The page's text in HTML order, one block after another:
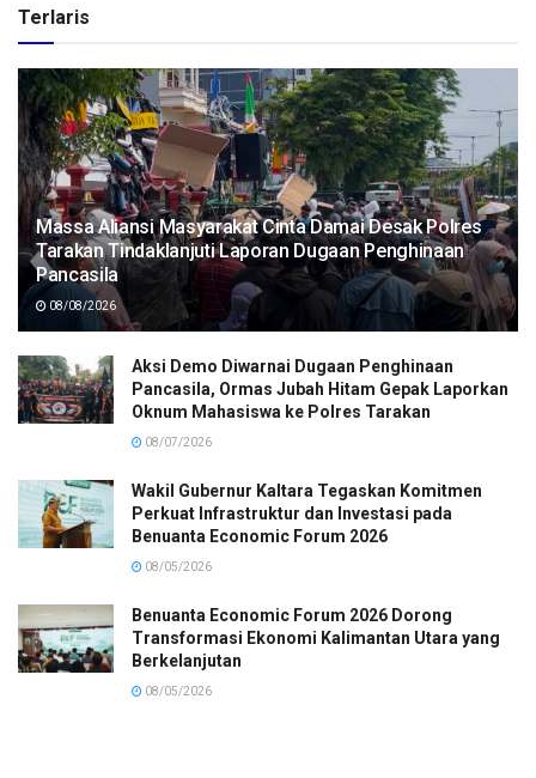
Terlaris
Massa Aliansi Masyarakat Cinta Damai Desak Polres
Tarakan Tindaklanjuti Laporan Dugaan Penghinaan
Pancasila
08/08/2026
Aksi Demo Diwarnai Dugaan Penghinaan
Pancasila, Ormas Jubah Hitam Gepak Laporkan
Oknum Mahasiswa ke Polres Tarakan
08/07/2026
Wakil Gubernur Kaltara Tegaskan Komitmen
Perkuat Infrastruktur dan Investasi pada
Benuanta Economic Forum 2026
08/05/2026
Benuanta Economic Forum 2026 Dorong
Transformasi Ekonomi Kalimantan Utara yang
Berkelanjutan
08/05/2026